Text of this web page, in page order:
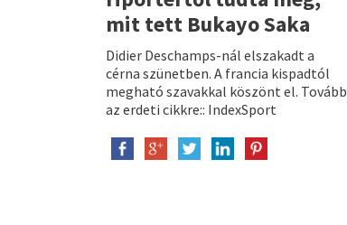
mit tett Bukayo Saka
Didier Deschamps-nál elszakadt a
cérna szünetben. A francia kispadtól
megható szavakkal köszönt el. Tovább
az erdeti cikkre:: IndexSport